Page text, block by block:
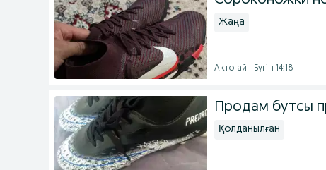
Жаңа
Актогай - Бүгін 14:18
Продам бутсы
Қолданылған